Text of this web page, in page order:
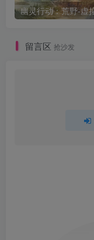
留言区 抢沙发